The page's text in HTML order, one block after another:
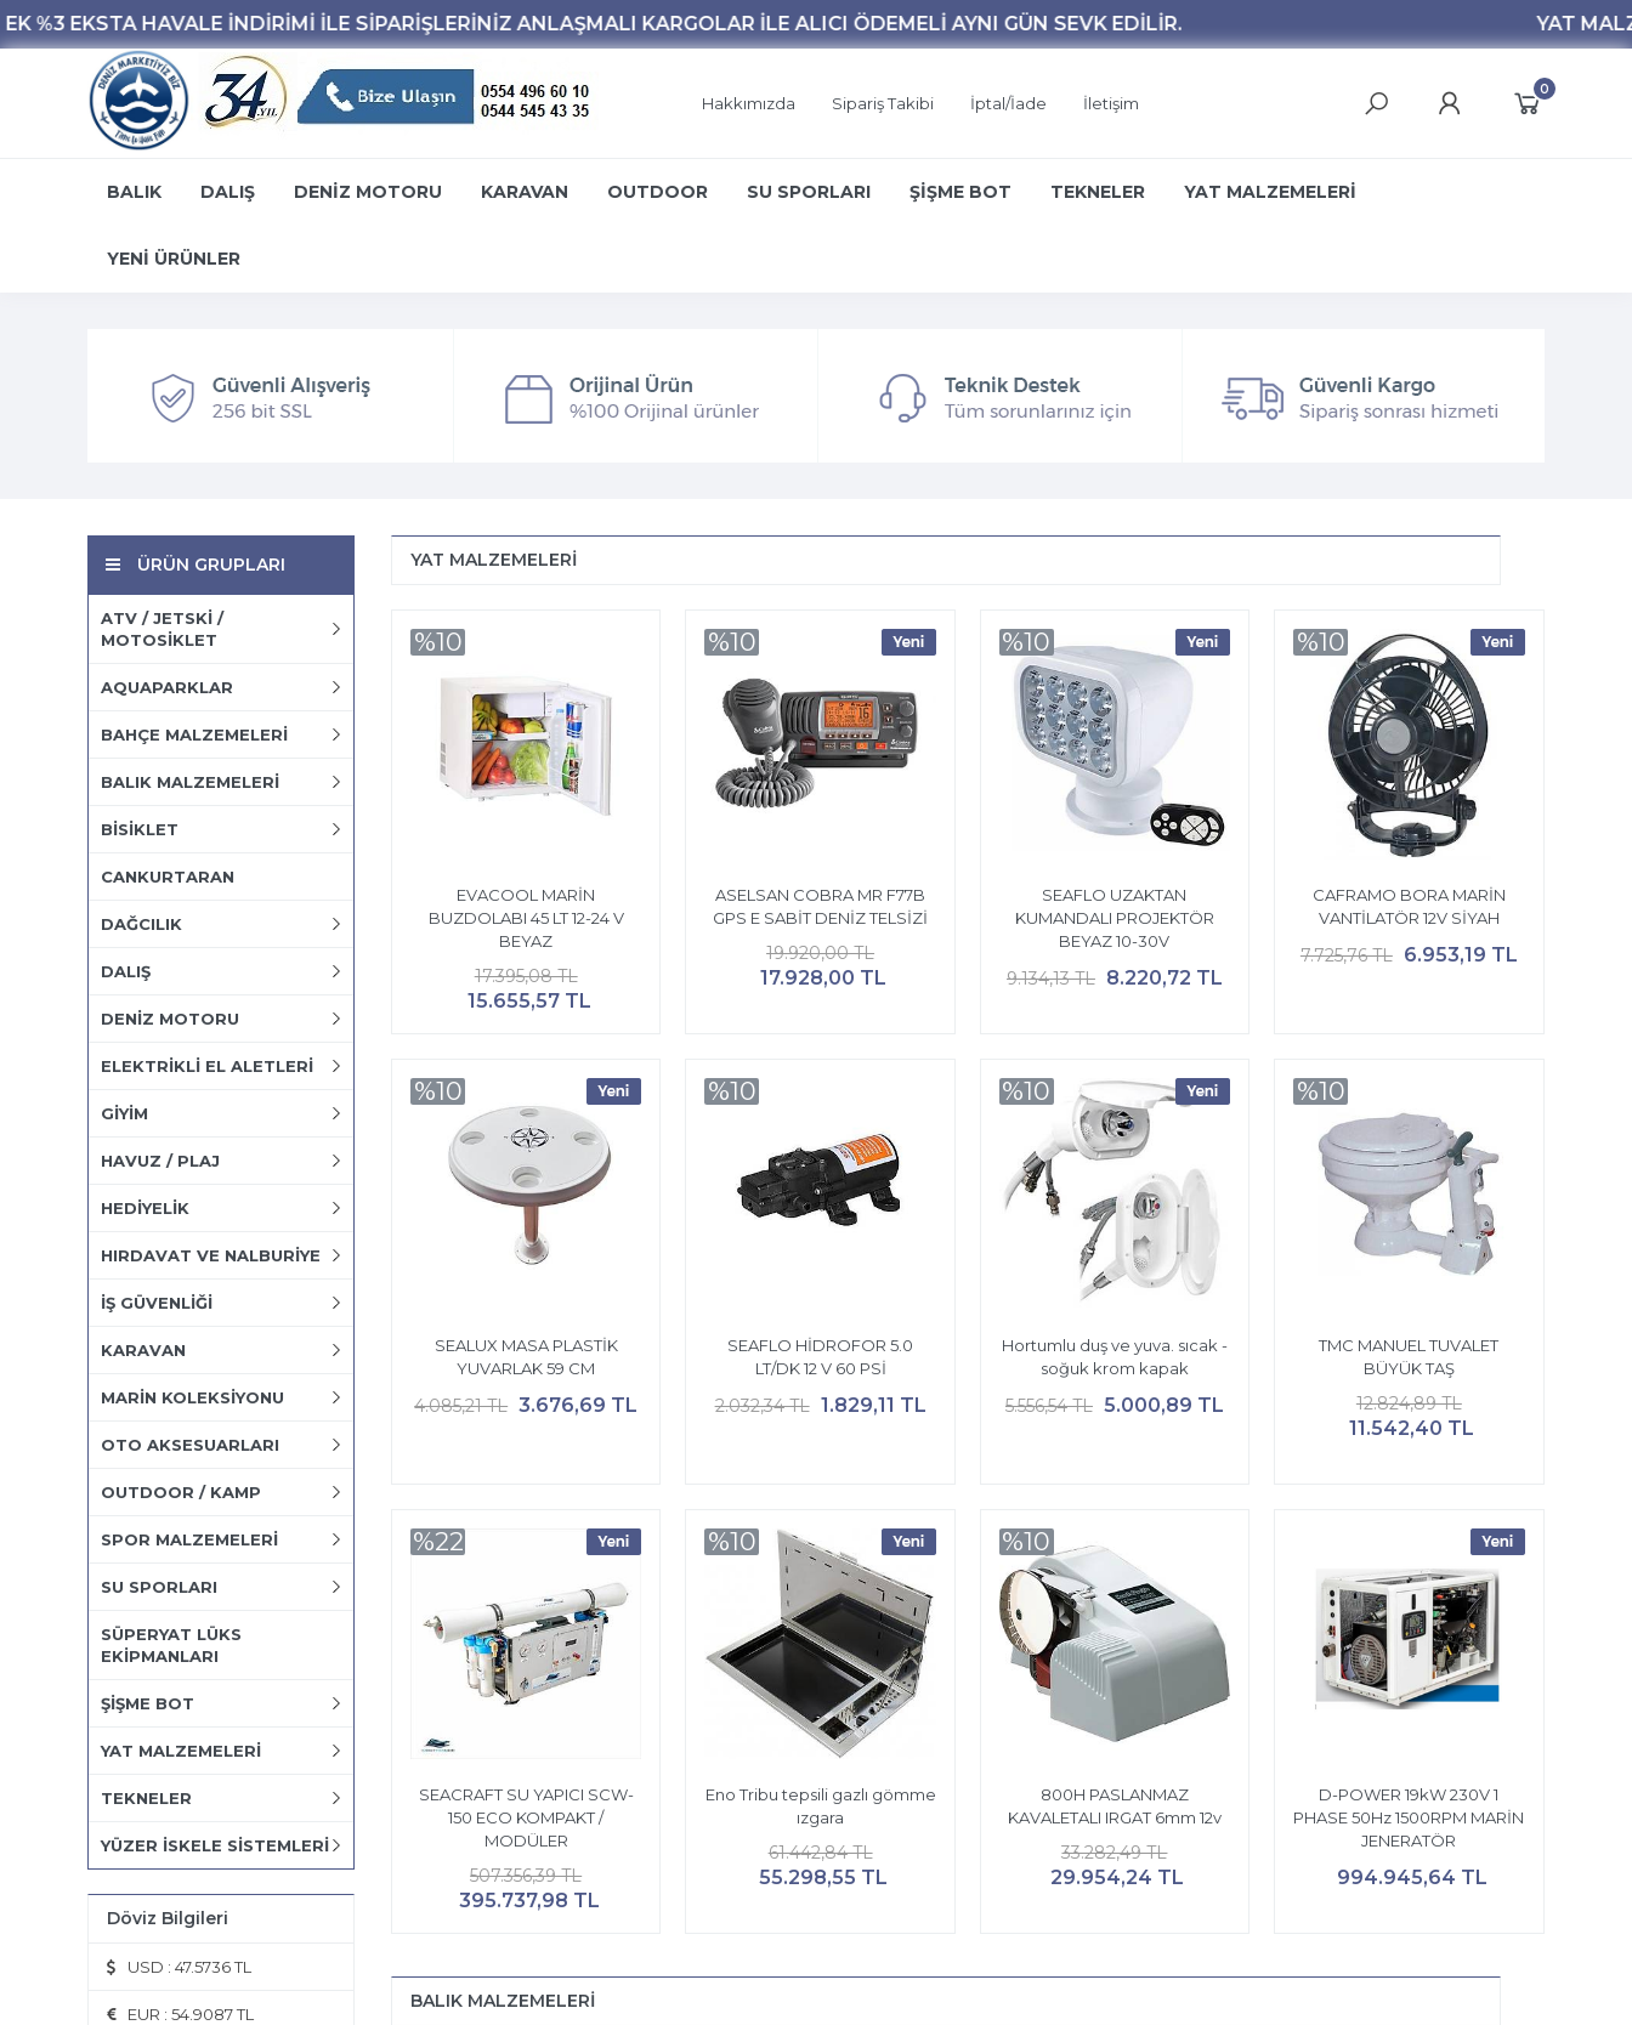
Hakkımızda Sipariş Takibi İptal/İade İletişim
0
BALIK DALIŞ DENİZ MOTORU KARAVAN OUTDOOR SU SPORLARI ŞİŞME BOT TEKNELER YAT MALZEMELERİ
YENİ ÜRÜNLER
ÜRÜN GRUPLARI
ATV / JETSKİ /
MOTOSİKLET
AQUAPARKLAR
BAHÇE MALZEMELERİ
BALIK MALZEMELERİ
BİSİKLET
CANKURTARAN
DAĞCILIK
DALIŞ
DENİZ MOTORU
ELEKTRİKLİ EL ALETLERİ
GİYİM
HAVUZ / PLAJ
HEDİYELİK
HIRDAVAT VE NALBURİYE
İŞ GÜVENLİĞİ
KARAVAN
MARİN KOLEKSİYONU
OTO AKSESUARLARI
OUTDOOR / KAMP
SPOR MALZEMELERİ
SU SPORLARI
SÜPERYAT LÜKS
EKİPMANLARI
ŞİŞME BOT
YAT MALZEMELERİ
TEKNELER
YÜZER İSKELE SİSTEMLERİ
Döviz Bilgileri
USD : 47.5736 TL
EUR : 54.9087 TL
YAT MALZEMELERİ
EVACOOL MARİN
BUZDOLABI 45 LT 12-24 V
BEYAZ
17.395,08 TL
15.655,57 TL
%10
ASELSAN COBRA MR F77B
GPS E SABİT DENİZ TELSİZİ
19.920,00 TL
17.928,00 TL
%10
SEAFLO UZAKTAN
KUMANDALI PROJEKTÖR
BEYAZ 10-30V
9.134,13 TL 8.220,72 TL
%10
CAFRAMO BORA MARİN
VANTİLATÖR 12V SİYAH
7.725,76 TL 6.953,19 TL
%10
SEALUX MASA PLASTİK
YUVARLAK 59 CM
4.085,21 TL 3.676,69 TL
%10
SEAFLO HİDROFOR 5.0
LT/DK 12 V 60 PSİ
2.032,34 TL 1.829,11 TL
%10
Hortumlu duş ve yuva. sıcak -
soğuk krom kapak
5.556,54 TL 5.000,89 TL
%10
TMC MANUEL TUVALET
BÜYÜK TAŞ
12.824,89 TL
11.542,40 TL
%10
SEACRAFT SU YAPICI SCW-
150 ECO KOMPAKT /
MODÜLER
507.356,39 TL
395.737,98 TL
%22
Eno Tribu tepsili gazlı gömme
ızgara
61.442,84 TL
55.298,55 TL
%10
800H PASLANMAZ
KAVALETALI IRGAT 6mm 12v
33.282,49 TL
29.954,24 TL
%10
D-POWER 19kW 230V 1
PHASE 50Hz 1500RPM MARİN
JENERATÖR
994.945,64 TL
BALIK MALZEMELERİ